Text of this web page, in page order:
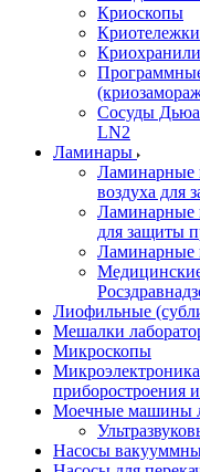
Криоскопы
Криотележки
Сосуды
LN2
Ламинары
Ламинарные
воздуха для
Ламинарные
для защиты
Ламинарные
Лиофильные
Мешалки
Микроскопы
приборостроения
Моечные машины
Насосы